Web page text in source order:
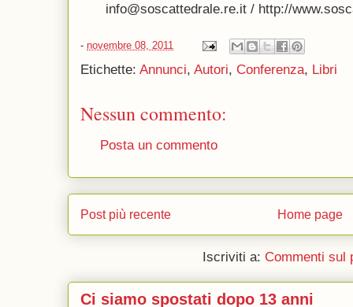
info@soscattedrale.re.it / http://
- novembre 08, 2011
Etichette: Annunci, Autori, Conferenza, Libri
Nessun commento:
Posta un commento
Post più recente Home page
Iscriviti a: Commenti sul
Ci siamo spostati dopo 13 anni